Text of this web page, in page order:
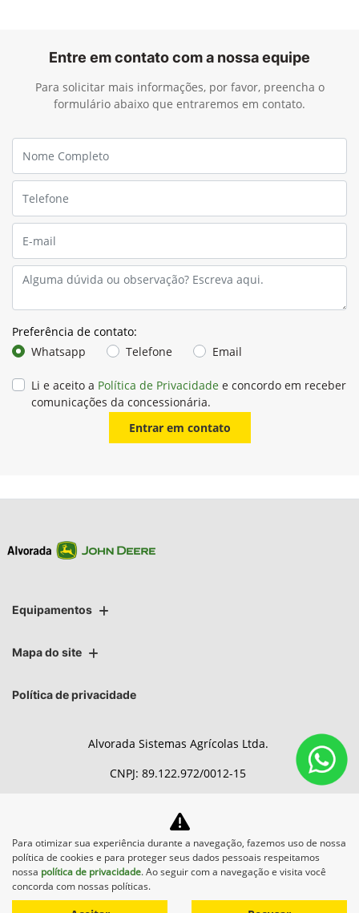
Entre em contato com a nossa equipe
Para solicitar mais informações, por favor, preencha o
formulário abaixo que entraremos em contato.
Preferência de contato:
Whatsapp
Telefone Email
Li e aceito a Política de Privacidade e concordo em receber
comunicações da concessionária.
Entrar em contato
Equipamentos
Mapa do site
Política de privacidade
Alvorada Sistemas Agrícolas Ltda.
CNPJ: 89.122.972/0012-15
No trânsito, enxergar o outro
salva vidas.
Para otimizar sua experiência durante a navegação, fazemos uso de nossa
política de cookies e para proteger seus dados pessoais respeitamos
nossa política de privacidade. Ao seguir com a navegação e visita você
concorda com nossas políticas.